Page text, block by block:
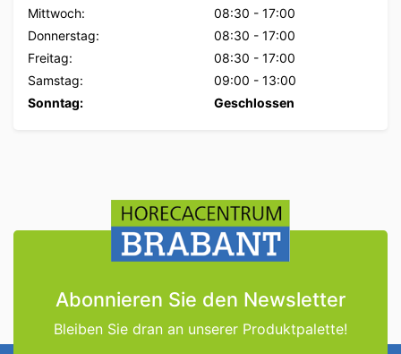
Mittwoch:
08:30 - 17:00
Donnerstag:
08:30 - 17:00
Freitag:
08:30 - 17:00
Samstag:
09:00 - 13:00
Sonntag:
Geschlossen
Abonnieren Sie den Newsletter
Bleiben Sie dran an unserer Produktpalette!